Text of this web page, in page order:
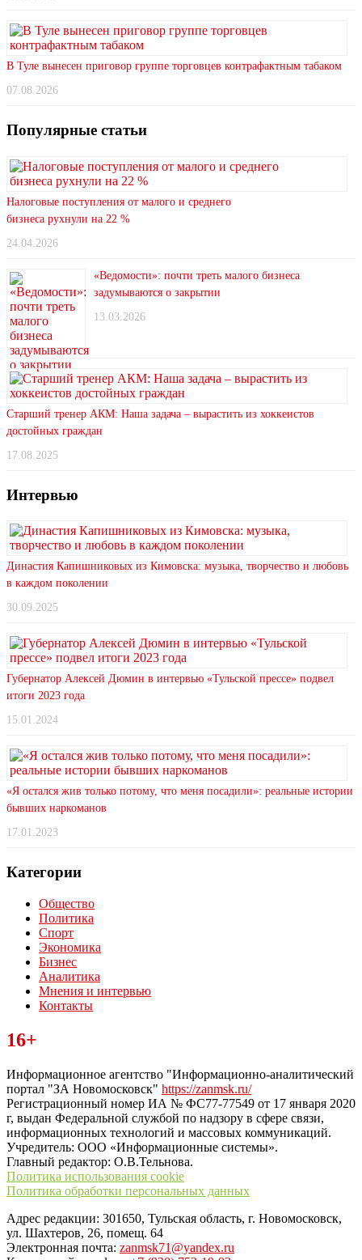
В Туле вынесен приговор группе торговцев контрафактным табаком
07.08.2026
Популярные статьи
Налоговые поступления от малого и среднего
бизнеса рухнули на 22 %
24.04.2026
«Ведомости»: почти треть малого бизнеса
задумываются о закрытии
13.03.2026
Старший тренер АКМ: Наша задача – вырастить из хоккеистов
достойных граждан
17.08.2025
Интервью
Династия Капишниковых из Кимовска: музыка, творчество и любовь
в каждом поколении
30.09.2025
Губернатор Алексей Дюмин в интервью «Тульской прессе» подвел
итоги 2023 года
15.01.2024
«Я остался жив только потому, что меня посадили»: реальные истории
бывших наркоманов
17.01.2023
Категории
Общество
Политика
Спорт
Экономика
Бизнес
Аналитика
Мнения и интервью
Контакты
Читайте последние новости дня в Тульской области на сайте
“ЗаНовомосковск”
16+
Информационное агентство "Информационно-аналитический
портал "ЗА Новомосковск" https://zanmsk.ru/
Регистрационный номер ИА № ФС77-77549 от 17 января 2020
г, выдан Федеральной службой по надзору в сфере связи,
информационных технологий и массовых коммуникаций.
Учредитель: ООО «Информационные системы».
Главный редактор: О.В.Тельнова.
Политика использования cookie
Политика обработки персональных данных
Адрес редакции: 301650, Тульская область, г. Новомосковск,
ул. Шахтеров, 26, помещ. 64
Электронная почта: zanmsk71@yandex.ru